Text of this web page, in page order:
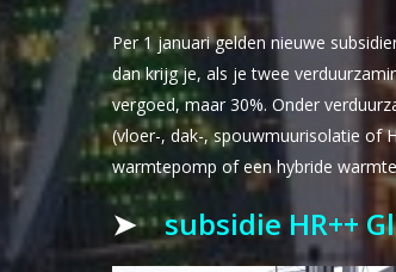
Per 1 januari gelden nieuwe
dan krijg je, als je twee
vergoed, maar 30%. Onder
(vloer-, dak-, spouwmuurisolatie of
warmtepomp of een hybride
➤subsidie HR++